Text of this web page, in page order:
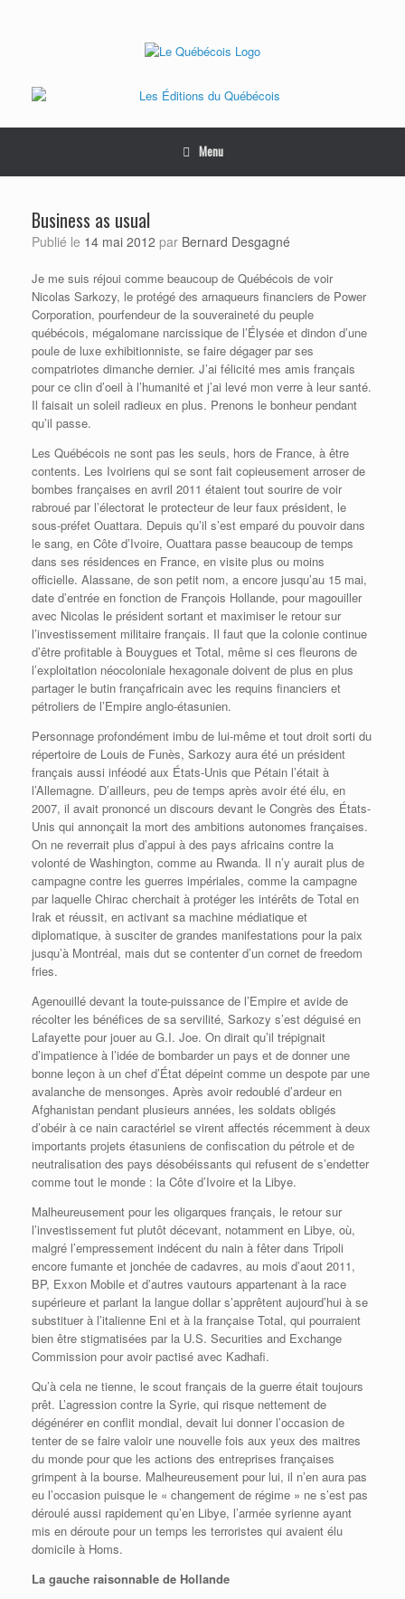
Menu
Business as usual
Publié le 14 mai 2012 par Bernard Desgagné
Je me suis réjoui comme beaucoup de Québécois de voir
Nicolas Sarkozy, le protégé des arnaqueurs financiers de Power
Corporation, pourfendeur de la souveraineté du peuple
québécois, mégalomane narcissique de l’Élysée et dindon d’une
poule de luxe exhibitionniste, se faire dégager par ses
compatriotes dimanche dernier. J’ai félicité mes amis français
pour ce clin d’oeil à l’humanité et j’ai levé mon verre à leur santé.
Il faisait un soleil radieux en plus. Prenons le bonheur pendant
qu’il passe.
Les Québécois ne sont pas les seuls, hors de France, à être
contents. Les Ivoiriens qui se sont fait copieusement arroser de
bombes françaises en avril 2011 étaient tout sourire de voir
rabroué par l’électorat le protecteur de leur faux président, le
sous-préfet Ouattara. Depuis qu’il s’est emparé du pouvoir dans
le sang, en Côte d’Ivoire, Ouattara passe beaucoup de temps
dans ses résidences en France, en visite plus ou moins
officielle. Alassane, de son petit nom, a encore jusqu’au 15 mai,
date d’entrée en fonction de François Hollande, pour magouiller
avec Nicolas le président sortant et maximiser le retour sur
l’investissement militaire français. Il faut que la colonie continue
d’être profitable à Bouygues et Total, même si ces fleurons de
l’exploitation néocoloniale hexagonale doivent de plus en plus
partager le butin françafricain avec les requins financiers et
pétroliers de l’Empire anglo-étasunien.
Personnage profondément imbu de lui-même et tout droit sorti du
répertoire de Louis de Funès, Sarkozy aura été un président
français aussi inféodé aux États-Unis que Pétain l’était à
l’Allemagne. D’ailleurs, peu de temps après avoir été élu, en
2007, il avait prononcé un discours devant le Congrès des États-
Unis qui annonçait la mort des ambitions autonomes françaises.
On ne reverrait plus d’appui à des pays africains contre la
volonté de Washington, comme au Rwanda. Il n’y aurait plus de
campagne contre les guerres impériales, comme la campagne
par laquelle Chirac cherchait à protéger les intérêts de Total en
Irak et réussit, en activant sa machine médiatique et
diplomatique, à susciter de grandes manifestations pour la paix
jusqu’à Montréal, mais dut se contenter d’un cornet de freedom
fries.
Agenouillé devant la toute-puissance de l’Empire et avide de
récolter les bénéfices de sa servilité, Sarkozy s’est déguisé en
Lafayette pour jouer au G.I. Joe. On dirait qu’il trépignait
d’impatience à l’idée de bombarder un pays et de donner une
bonne leçon à un chef d’État dépeint comme un despote par une
avalanche de mensonges. Après avoir redoublé d’ardeur en
Afghanistan pendant plusieurs années, les soldats obligés
d’obéir à ce nain caractériel se virent affectés récemment à deux
importants projets étasuniens de confiscation du pétrole et de
neutralisation des pays désobéissants qui refusent de s’endetter
comme tout le monde : la Côte d’Ivoire et la Libye.
Malheureusement pour les oligarques français, le retour sur
l’investissement fut plutôt décevant, notamment en Libye, où,
malgré l’empressement indécent du nain à fêter dans Tripoli
encore fumante et jonchée de cadavres, au mois d’aout 2011,
BP, Exxon Mobile et d’autres vautours appartenant à la race
supérieure et parlant la langue dollar s’apprêtent aujourd’hui à se
substituer à l’italienne Eni et à la française Total, qui pourraient
bien être stigmatisées par la U.S. Securities and Exchange
Commission pour avoir pactisé avec Kadhafi.
Qu’à cela ne tienne, le scout français de la guerre était toujours
prêt. L’agression contre la Syrie, qui risque nettement de
dégénérer en conflit mondial, devait lui donner l’occasion de
tenter de se faire valoir une nouvelle fois aux yeux des maitres
du monde pour que les actions des entreprises françaises
grimpent à la bourse. Malheureusement pour lui, il n’en aura pas
eu l’occasion puisque le « changement de régime » ne s’est pas
déroulé aussi rapidement qu’en Libye, l’armée syrienne ayant
mis en déroute pour un temps les terroristes qui avaient élu
domicile à Homs.
La gauche raisonnable de Hollande